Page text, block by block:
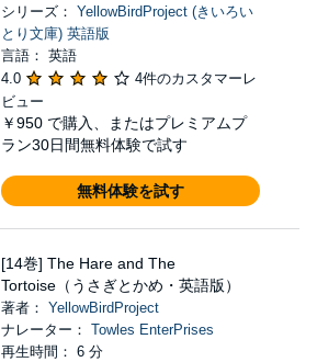
シリーズ： YellowBirdProject (きいろい
とり文庫) 英語版
言語： 英語
4.0
4件のカスタマーレ
ビュー
￥950 で購入、またはプレミアムプ
ラン30日間無料体験で試す
無料体験を試す
[14巻] The Hare and The
Tortoise（うさぎとかめ・英語版）
著者： YellowBirdProject
ナレーター： Towles EnterPrises
再生時間： 6 分